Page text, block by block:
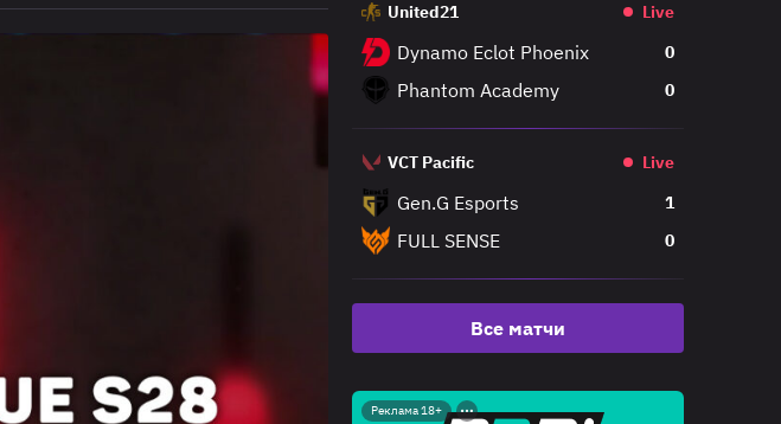
United21 Live
Dynamo Eclot Phoenix 0
Phantom Academy 0
VCT Pacific Live
Gen.G Esports 1
FULL SENSE 0
Все матчи
Реклама 18+